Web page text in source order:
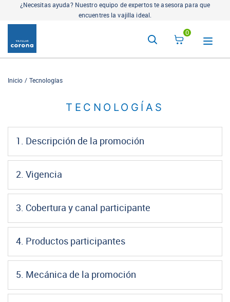
¿Necesitas ayuda? Nuestro equipo de expertos te asesora para que
encuentres la vajilla ideal.
0
Inicio Tecnologías
TECNOLOGÍAS
1. Descripción de la promoción
2. Vigencia
3. Cobertura y canal participante
4. Productos participantes
5. Mecánica de la promoción